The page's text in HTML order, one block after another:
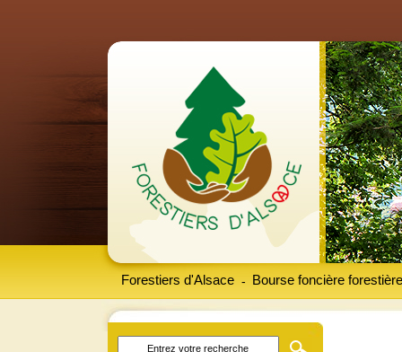
Forestiers d'Alsace Bourse foncière forestière
-